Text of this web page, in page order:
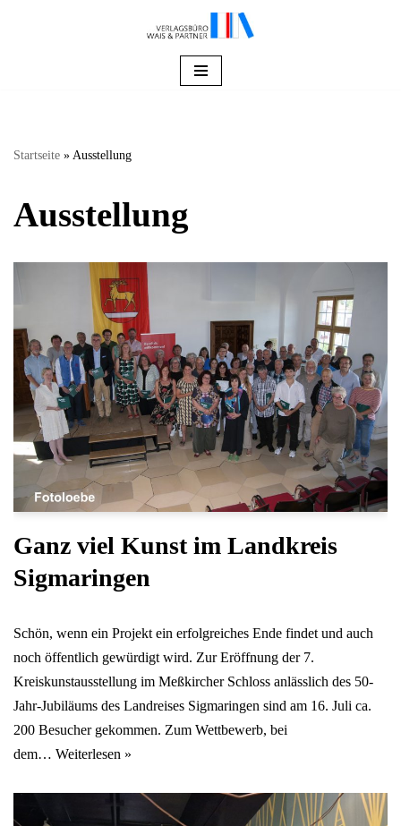
Startseite » Ausstellung
Ausstellung
Ganz viel Kunst im Landkreis
Sigmaringen
Schön, wenn ein Projekt ein erfolgreiches Ende findet und auch
noch öffentlich gewürdigt wird. Zur Eröffnung der 7.
Kreiskunstausstellung im Meßkircher Schloss anlässlich des 50-
Jahr-Jubiläums des Landreises Sigmaringen sind am 16. Juli ca.
200 Besucher gekommen. Zum Wettbewerb, bei
dem… Weiterlesen »